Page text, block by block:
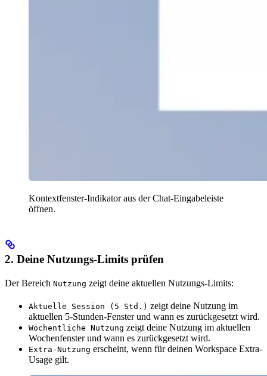
Kontextfenster-Indikator aus der Chat-Eingabeleiste
öffnen.
2. Deine Nutzungs-Limits prüfen
Der Bereich Nutzung zeigt deine aktuellen Nutzungs-Limits:
Aktuelle Session (5 Std.) zeigt deine Nutzung im
aktuellen 5-Stunden-Fenster und wann es zurückgesetzt wird.
Wöchentliche Nutzung zeigt deine Nutzung im aktuellen
Wochenfenster und wann es zurückgesetzt wird.
Extra-Nutzung erscheint, wenn für deinen Workspace Extra-
Usage gilt.